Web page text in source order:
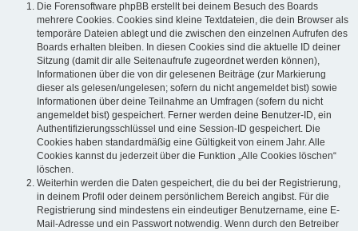
Die Forensoftware phpBB erstellt bei deinem Besuch des Boards
mehrere Cookies. Cookies sind kleine Textdateien, die dein Browser als
temporäre Dateien ablegt und die zwischen den einzelnen Aufrufen des
Boards erhalten bleiben. In diesen Cookies sind die aktuelle ID deiner
Sitzung (damit dir alle Seitenaufrufe zugeordnet werden können),
Informationen über die von dir gelesenen Beiträge (zur Markierung
dieser als gelesen/ungelesen; sofern du nicht angemeldet bist) sowie
Informationen über deine Teilnahme an Umfragen (sofern du nicht
angemeldet bist) gespeichert. Ferner werden deine Benutzer-ID, ein
Authentifizierungsschlüssel und eine Session-ID gespeichert. Die
Cookies haben standardmäßig eine Gültigkeit von einem Jahr. Alle
Cookies kannst du jederzeit über die Funktion „Alle Cookies löschen“
löschen.
Weiterhin werden die Daten gespeichert, die du bei der Registrierung,
in deinem Profil oder deinem persönlichem Bereich angibst. Für die
Registrierung sind mindestens ein eindeutiger Benutzername, eine E-
Mail-Adresse und ein Passwort notwendig. Wenn durch den Betreiber